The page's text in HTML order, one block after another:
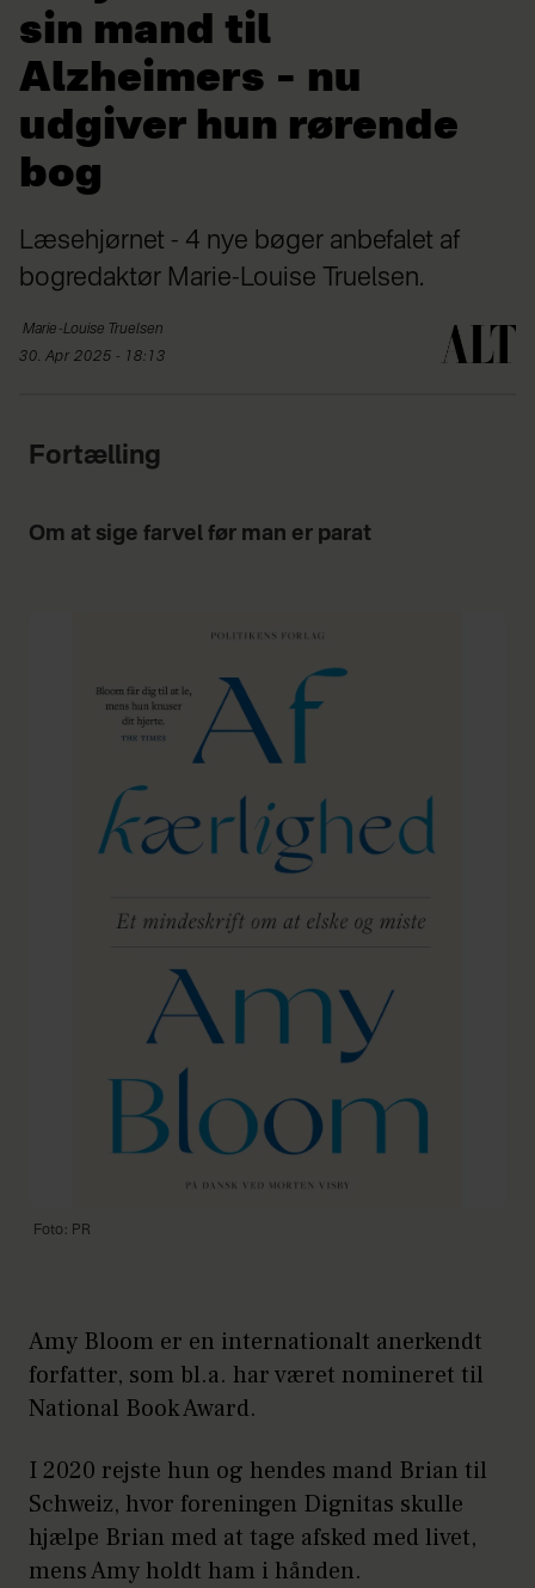
sin mand til
Alzheimers – nu
udgiver hun rørende
bog
Læsehjørnet - 4 nye bøger anbefalet af
bogredaktør Marie-Louise Truelsen.
Marie-Louise Truelsen
30. Apr 2025 - 18:13
Fortælling
Om at sige farvel før man er parat
Foto: PR
Amy Bloom er en internationalt anerkendt
forfatter, som bl.a. har været nomineret til
National Book Award.
I 2020 rejste hun og hendes mand Brian til
Schweiz, hvor foreningen Dignitas skulle
hjælpe Brian med at tage afsked med livet,
mens Amy holdt ham i hånden.